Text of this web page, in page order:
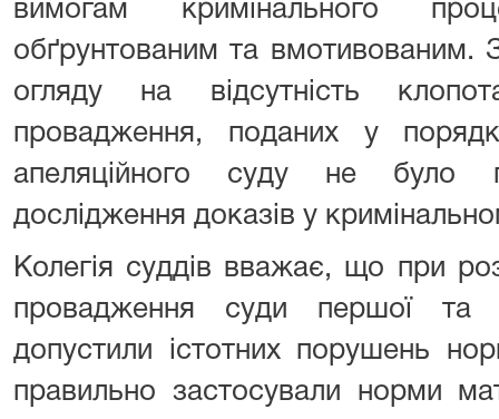
вимогам кримінального
обґрунтованим та
огляду на відсутність
провадження, поданих у
апеляційного суду не було
дослідження доказів у
Колегія суддів вважає, що при
провадження суди першої та
допустили істотних порушень
правильно застосували норми